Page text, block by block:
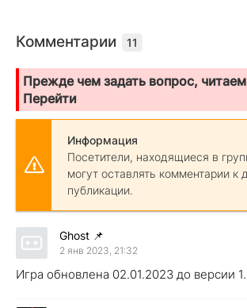
Комментарии 11
Прежде чем задать вопрос, читаем
Перейти
Информация
Посетители, находящиеся в
могут оставлять комментарии к
публикации.
Ghost 📌
2 янв 2023, 21:32
Игра обновлена 02.01.2023 до версии